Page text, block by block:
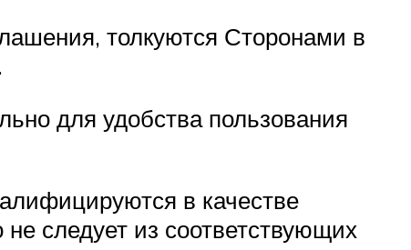
толкуются Сторонами в
для удобства пользования
в качестве
не следует из соответствующих